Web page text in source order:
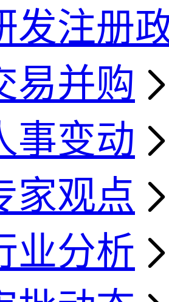
发注册
易并购
事变动
家观点
业分析